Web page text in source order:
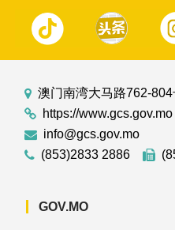
澳门南湾大马路762-
https://www.gcs.gov.mo
info@gcs.gov.mo
(853)2833 2886
GOV.MO